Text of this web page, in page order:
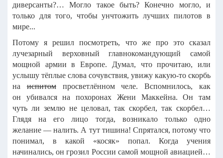
диверсанты?… Могло такое быть? Конечно могло, и
только для того, чтобы унчтожить лучших пилотов в
мире...
Потому я решил посмотреть, что же про это сказал
лучезарный верховный главнокомандующий самой
мощной армии в Европе. Думал, что прочитаю, или
услышу тёплые слова сочувствия, увижу какую-то скорбь
наиспитомпросветлённом челе. Вспомнилось, как
он убивался на похоронах Жени Маккейна. Он там
чуть ли землю не целовал, так скорбел, так скорбел…
Глядя на его лицо тогда, возникало только одно
желание — налить. А тут тишина! Спрятался, потому что
понимал, в какой «косяк» попал. Когда учения
начинались, он грозил России самой мощной авиацией…